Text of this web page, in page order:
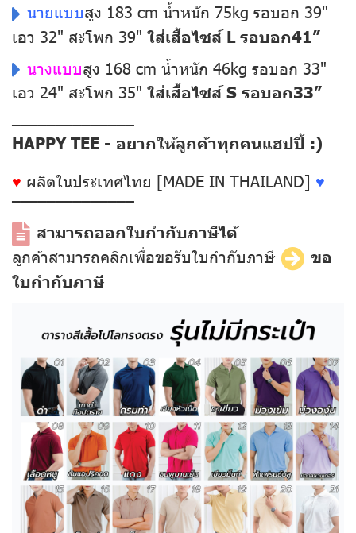
นายแบบสูง 183 cm น้ำหนัก 75kg รอบอก 39"
เอว 32" สะโพก 39" ใส่เสื้อไซส์ L รอบอก41”
นางแบบสูง 168 cm น้ำหนัก 46kg รอบอก 33"
เอว 24" สะโพก 35" ใส่เสื้อไซส์ S รอบอก33”
––––––––––––––
HAPPY TEE - อยากให้ลูกค้าทุกคนแฮปปี้ :)
♥ ผลิตในประเทศไทย [MADE IN THAILAND] ♥
––––––––––––––
สามารถออกใบกำกับภาษีได้
ลูกค้าสามารถคลิกเพื่อขอรับใบกำกับภาษี
ขอ
ใบกำกับภาษี